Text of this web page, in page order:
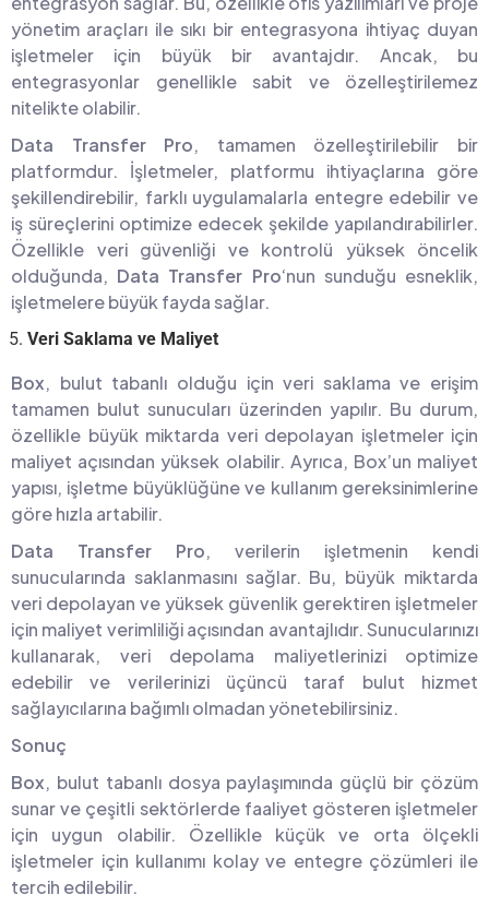
yönetim araçları ile sıkı bir entegrasyona ihtiyaç duyan
işletmeler için büyük bir avantajdır. Ancak, bu
entegrasyonlar genellikle sabit ve özelleştirilemez
nitelikte olabilir.
Data Transfer Pro, tamamen özelleştirilebilir bir
platformdur. İşletmeler, platformu ihtiyaçlarına göre
şekillendirebilir, farklı uygulamalarla entegre edebilir ve
iş süreçlerini optimize edecek şekilde yapılandırabilirler.
Özellikle veri güvenliği ve kontrolü yüksek öncelik
olduğunda, Data Transfer Pro‘nun sunduğu esneklik,
işletmelere büyük fayda sağlar.
Veri Saklama ve Maliyet
Box, bulut tabanlı olduğu için veri saklama ve erişim
tamamen bulut sunucuları üzerinden yapılır. Bu durum,
özellikle büyük miktarda veri depolayan işletmeler için
maliyet açısından yüksek olabilir. Ayrıca, Box’un maliyet
yapısı, işletme büyüklüğüne ve kullanım gereksinimlerine
göre hızla artabilir.
Data Transfer Pro, verilerin işletmenin kendi
sunucularında saklanmasını sağlar. Bu, büyük miktarda
veri depolayan ve yüksek güvenlik gerektiren işletmeler
için maliyet verimliliği açısından avantajlıdır. Sunucularınızı
kullanarak, veri depolama maliyetlerinizi optimize
edebilir ve verilerinizi üçüncü taraf bulut hizmet
sağlayıcılarına bağımlı olmadan yönetebilirsiniz.
Sonuç
Box, bulut tabanlı dosya paylaşımında güçlü bir çözüm
sunar ve çeşitli sektörlerde faaliyet gösteren işletmeler
için uygun olabilir. Özellikle küçük ve orta ölçekli
işletmeler için kullanımı kolay ve entegre çözümleri ile
tercih edilebilir.